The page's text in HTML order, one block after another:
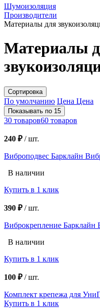
Шумоизоляция
Производители
Материалы для
Материалы
Сортировка
По умолчанию Цена Цена
Показывать по 15
30 товаров60 товаров
240 ₽/шт.
Виброподвес Барклайн
В наличии
Купить в 1 клик
390 ₽/шт.
Виброкрепление
В наличии
Купить в 1 клик
100 ₽/шт.
Комплект крепежа для
Купить в 1 клик